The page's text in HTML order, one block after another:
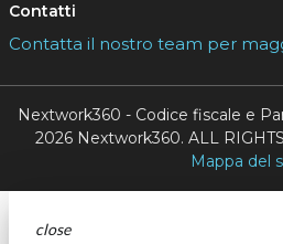
Contatti
Contatta il nostro team per
Nextwork360 - Codice fiscale e
2026 Nextwork360. ALL
Mappa del
close